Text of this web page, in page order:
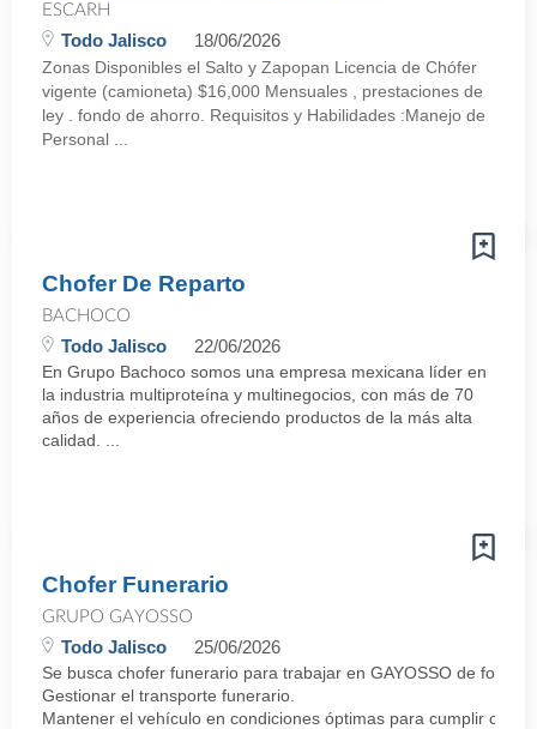
ESCARH
Todo Jalisco 18/06/2026
Zonas Disponibles el Salto y Zapopan Licencia de Chófer
vigente (camioneta) $16,000 Mensuales , prestaciones de
ley . fondo de ahorro. Requisitos y Habilidades :Manejo de
Personal ...
Chofer De Reparto
BACHOCO
Todo Jalisco 22/06/2026
En Grupo Bachoco somos una empresa mexicana líder en
la industria multiproteína y multinegocios, con más de 70
años de experiencia ofreciendo productos de la más alta
calidad. ...
Chofer Funerario
GRUPO GAYOSSO
Todo Jalisco 25/06/2026
Se busca chofer funerario para trabajar en GAYOSSO de forma
Gestionar el transporte funerario.
Mantener el vehículo en condiciones óptimas para cumplir con